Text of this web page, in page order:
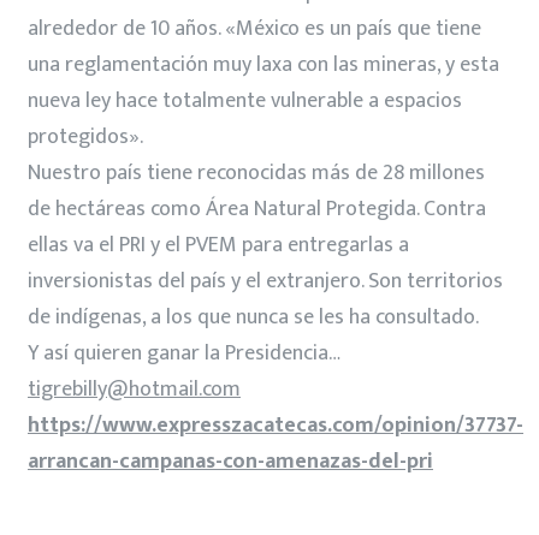
alrededor de 10 años. «México es un país que tiene
una reglamentación muy laxa con las mineras, y esta
nueva ley hace totalmente vulnerable a espacios
protegidos».
Nuestro país tiene reconocidas más de 28 millones
de hectáreas como Área Natural Protegida. Contra
ellas va el PRI y el PVEM para entregarlas a
inversionistas del país y el extranjero. Son territorios
de indígenas, a los que nunca se les ha consultado.
Y así quieren ganar la Presidencia…
tigrebilly@hotmail.com
https://www.expresszacatecas.com/opinion/37737-
arrancan-campanas-con-amenazas-del-pri